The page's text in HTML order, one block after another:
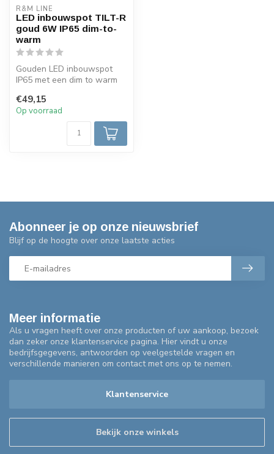
R&M LINE
LED inbouwspot TILT-R
goud 6W IP65 dim-to-
warm
Gouden LED inbouwspot
IP65 met een dim to warm
De 6 Watt...
€49,15
Op voorraad
Meer informatie
Als u vragen heeft over onze producten of uw aankoop, bezoek
dan zeker onze klantenservice pagina. Hier vindt u onze
bedrijfsgegevens, antwoorden op veelgestelde vragen en
verschillende manieren om contact met ons op te nemen.
Klantenservice
Bekijk onze winkels
Abonneer je op onze nieuwsbrief
Blijf op de hoogte over onze laatste acties